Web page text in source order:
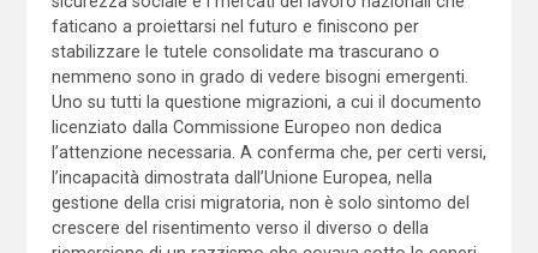
faticano a proiettarsi nel futuro e finiscono per
stabilizzare le tutele consolidate ma trascurano o
nemmeno sono in grado di vedere bisogni emergenti.
Uno su tutti la questione migrazioni, a cui il documento
licenziato dalla Commissione Europeo non dedica
l’attenzione necessaria. A conferma che, per certi versi,
l’incapacità dimostrata dall’Unione Europea, nella
gestione della crisi migratoria, non è solo sintomo del
crescere del risentimento verso il diverso o della